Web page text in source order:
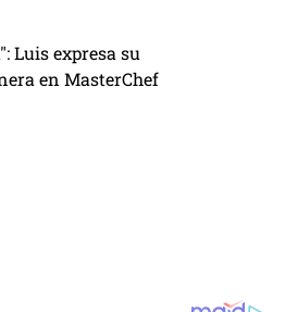
Luis expresa su
en MasterChef